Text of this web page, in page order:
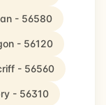
- 56580
- 56120
- 56560
- 56310